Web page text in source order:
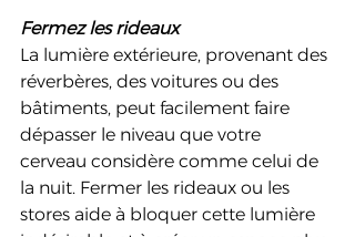
Fermez les rideaux
La lumière extérieure, provenant des
réverbères, des voitures ou des
bâtiments, peut facilement faire
dépasser le niveau que votre
cerveau considère comme celui de
la nuit. Fermer les rideaux ou les
stores aide à bloquer cette lumière